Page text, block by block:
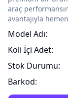
araç
avantajıyla
Model Adı:
Koli İçi Adet:
Stok Durumu:
Barkod: